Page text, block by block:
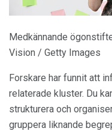
Medkännande
Vision / Getty Images
Forskare har funnit att
relaterade kluster. Du
strukturera och
gruppera liknande